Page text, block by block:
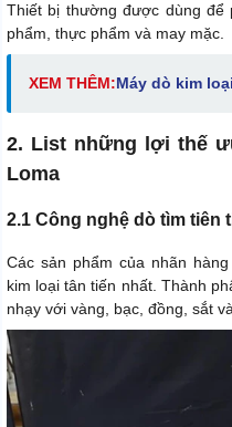
Thiết bị thường được dùng để
phẩm, thực phẩm và may mặc.
XEM THÊM:Máy dò kim
2. List những lợi thế
Loma
2.1 Công nghệ dò tìm tiên
Các sản phẩm của nhãn
kim loại tân tiến nhất. Thành
nhạy với vàng, bạc, đồng, sắt